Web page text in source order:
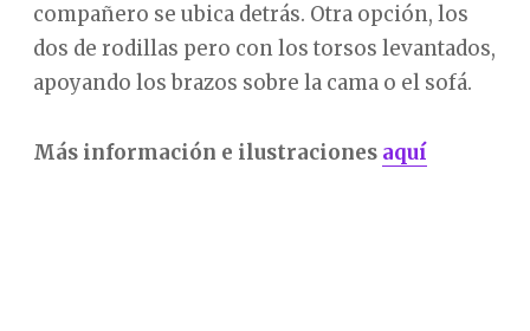
compañero se ubica detrás. Otra opción, los
dos de rodillas pero con los torsos levantados,
apoyando los brazos sobre la cama o el sofá.
Más información e ilustraciones aquí